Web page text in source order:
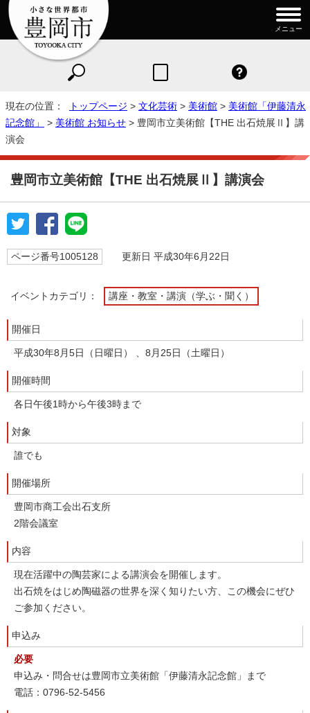
メニュー
現在の位置： トップページ > 文化芸術 > 美術館 > 美術館「伊藤清永
記念館」
> 美術館 お知らせ > 豊岡市立美術館【THE 出石焼展Ⅱ】講
演会
豊岡市立美術館【THE 出石焼展Ⅱ】講演会
ページ番号1005128 更新日 平成30年6月22日
イベントカテゴリ： 講座・教室・講演（学ぶ・聞く）
開催日
平成30年8月5日（日曜日） 、8月25日（土曜日）
開催時間
各日午後1時から午後3時まで
対象
誰でも
開催場所
豊岡市商工会出石支所
2階会議室
内容
現在活躍中の陶芸家による講演会を開催します。
出石焼をはじめ陶磁器の世界を深く知りたい方、この機会にぜひ
ご参加ください。
申込み
必要
申込み・問合せは豊岡市立美術館「伊藤清永記念館」まで
電話：0796-52-5456